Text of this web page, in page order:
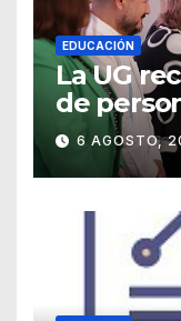
EDUCACIÓN
La UG
de
6 AGOSTO,